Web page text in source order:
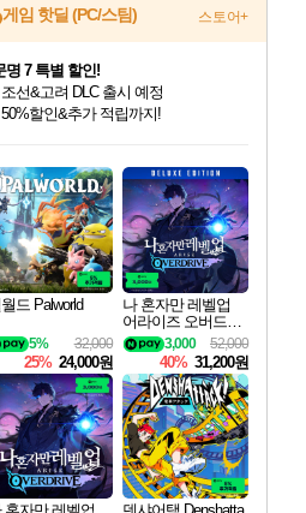
게임 핫딜 (PC/스팀) 스토어+
최대 90% 할인가를 만나보세요!
네이버혜택과 함께 만나보세요!
50%할인&추가 적립까지!
블 투혼 파이팅 소울즈 정식출시!
마블 히어로 총 출동&화려한 격투!
네이버 포인트 혜택까지!
이니&베니 혜택까지!
네이버 혜택가와 함께 예약하세요!
할인&네이버혜택으로 만나보세요!
네이버페이 혜택과 만나보세요!
40주년 프로모션으로 만나보세요!
할인가에 만나보세요!
일부 에디션 상시 할인!
혜택으로 예약 판매 중
편안하게 충전하세요
드 Palworld
32,000
5%
25% 24,000원
나 혼자만 레벨업
어라이즈 오버드라
이브 디럭스 에디션
Solo Leveling Arise
Overdrive Deluxe Edi
tion
52,000
3,000
40% 31,200원